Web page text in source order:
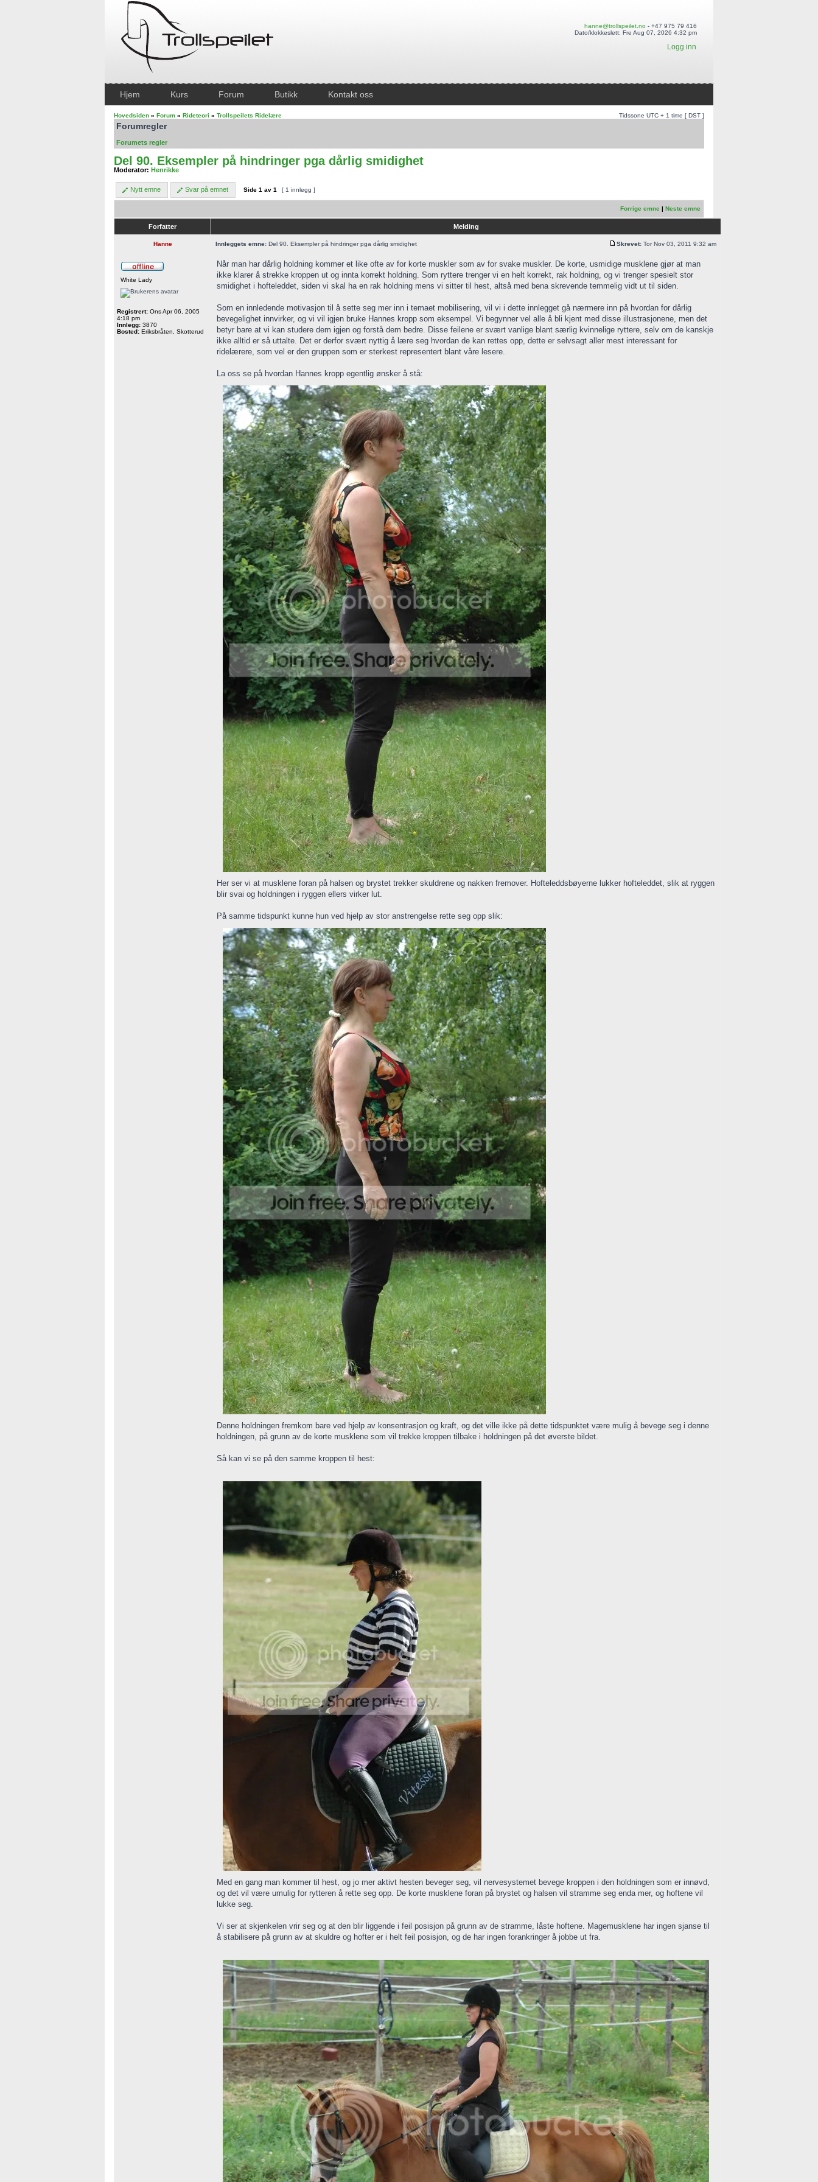
hanne@trollspeilet.no - +47 975 79 416
Dato/klokkeslett: Fre Aug 07, 2026 4:32 pm
Logg inn
Hjem Kurs Forum Butikk Kontakt oss
Hovedsiden » Forum » Rideteori » Trollspeilets Ridelære Tidssone UTC + 1 time [ DST ]
Forumregler
Forumets regler
Del 90. Eksempler på hindringer pga dårlig smidighet
Moderator: Henrikke
Nytt emne Svar på emnet Side 1 av 1 [ 1 innlegg ]
Forrige emne | Neste emne
Forfatter Melding
Hanne Innleggets emne: Del 90. Eksempler på hindringer pga dårlig smidighet Skrevet: Tor Nov 03, 2011 9:32 am
White Lady
Registrert: Ons Apr 06, 2005
4:18 pm
Innlegg: 3870
Bosted: Eriksbråten, Skotterud
Når man har dårlig holdning kommer et like ofte av for korte muskler som av for svake muskler. De korte, usmidige musklene gjør at man
ikke klarer å strekke kroppen ut og innta korrekt holdning. Som ryttere trenger vi en helt korrekt, rak holdning, og vi trenger spesielt stor
smidighet i hofteleddet, siden vi skal ha en rak holdning mens vi sitter til hest, altså med bena skrevende temmelig vidt ut til siden.
Som en innledende motivasjon til å sette seg mer inn i temaet mobilisering, vil vi i dette innlegget gå nærmere inn på hvordan for dårlig
bevegelighet innvirker, og vi vil igjen bruke Hannes kropp som eksempel. Vi begynner vel alle å bli kjent med disse illustrasjonene, men det
betyr bare at vi kan studere dem igjen og forstå dem bedre. Disse feilene er svært vanlige blant særlig kvinnelige ryttere, selv om de kanskje
ikke alltid er så uttalte. Det er derfor svært nyttig å lære seg hvordan de kan rettes opp, dette er selvsagt aller mest interessant for
ridelærere, som vel er den gruppen som er sterkest representert blant våre lesere.
La oss se på hvordan Hannes kropp egentlig ønsker å stå:
Her ser vi at musklene foran på halsen og brystet trekker skuldrene og nakken fremover. Hofteleddsbøyerne lukker hofteleddet, slik at ryggen
blir svai og holdningen i ryggen ellers virker lut.
På samme tidspunkt kunne hun ved hjelp av stor anstrengelse rette seg opp slik:
Denne holdningen fremkom bare ved hjelp av konsentrasjon og kraft, og det ville ikke på dette tidspunktet være mulig å bevege seg i denne
holdningen, på grunn av de korte musklene som vil trekke kroppen tilbake i holdningen på det øverste bildet.
Så kan vi se på den samme kroppen til hest:
Med en gang man kommer til hest, og jo mer aktivt hesten beveger seg, vil nervesystemet bevege kroppen i den holdningen som er innøvd,
og det vil være umulig for rytteren å rette seg opp. De korte musklene foran på brystet og halsen vil stramme seg enda mer, og hoftene vil
lukke seg.
Vi ser at skjenkelen vrir seg og at den blir liggende i feil posisjon på grunn av de stramme, låste hoftene. Magemusklene har ingen sjanse til
å stabilisere på grunn av at skuldre og hofter er i helt feil posisjon, og de har ingen forankringer å jobbe ut fra.